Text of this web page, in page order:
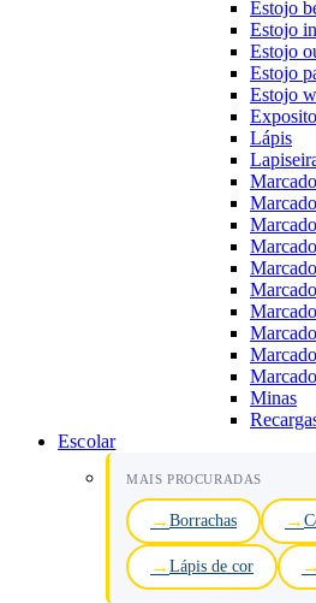
Estojo
Estojo
Estojo
Estojo
Estojo
Lápis
Minas
Escolar
MAIS PROCURADAS
Borrachas
Lápis de cor